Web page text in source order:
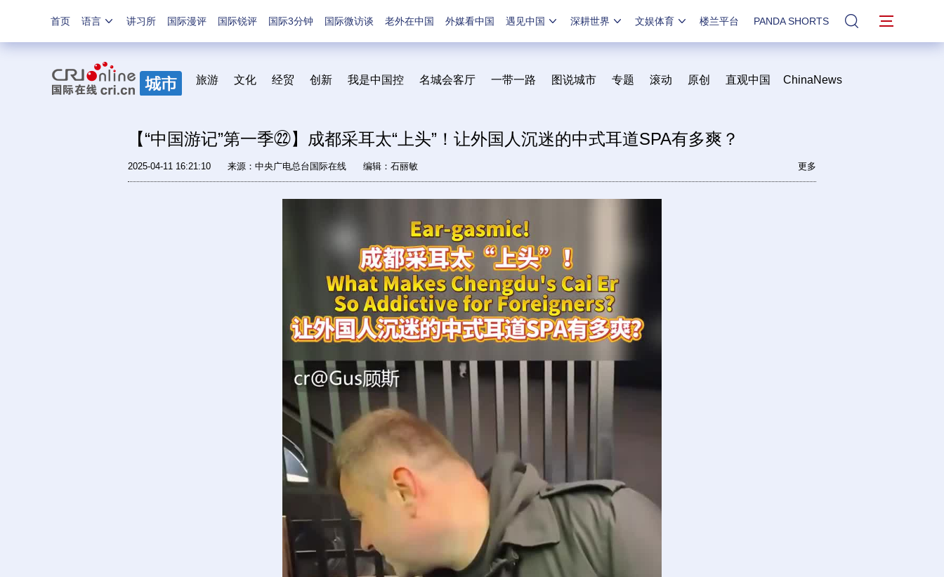
首页 语言 讲习所 国际漫评 国际锐评 国际3分钟 国际微访谈 老外在中国 外媒看中国 遇见中国 深耕世界 文娱体育 楼兰平台 PANDA SHORTS 站内搜索
旅游 文化 经贸 创新 我是中国控 名城会客厅 一带一路 图说城市 专题 滚动 原创 直观中国 ChinaNews
【“中国游记”第一季㉒】成都采耳太“上头”！让外国人沉迷的中式耳道SPA有多爽？
2025-04-11 16:21:10 来源：中央广电总台国际在线 编辑：石丽敏 更多